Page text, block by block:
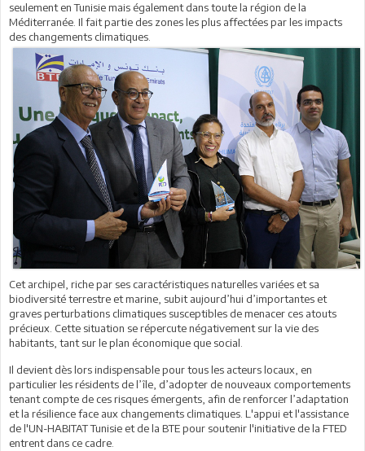
seulement en Tunisie mais également dans toute la région de la
Méditerranée. Il fait partie des zones les plus affectées par les impacts
des changements climatiques.
Cet archipel, riche par ses caractéristiques naturelles variées et sa
biodiversité terrestre et marine, subit aujourd’hui d’importantes et
graves perturbations climatiques susceptibles de menacer ces atouts
précieux. Cette situation se répercute négativement sur la vie des
habitants, tant sur le plan économique que social.
Il devient dès lors indispensable pour tous les acteurs locaux, en
particulier les résidents de l’île, d’adopter de nouveaux comportements
tenant compte de ces risques émergents, afin de renforcer l’adaptation
et la résilience face aux changements climatiques. L'appui et l'assistance
de l'UN-HABITAT Tunisie et de la BTE pour soutenir l'initiative de la FTED
entrent dans ce cadre.